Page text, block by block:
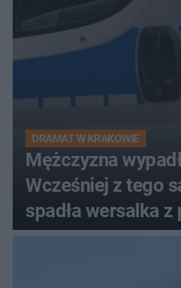
DRAMAT W KRAKOWIE
Mężczyzna
Wcześniej z tego
spadła wersalka z